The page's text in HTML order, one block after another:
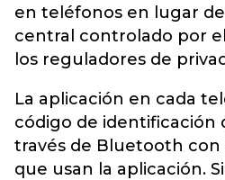
en teléfonos en lugar
central controlado por
los reguladores de
La aplicación en cada
código de identificación
través de Bluetooth
que usan la aplicación.